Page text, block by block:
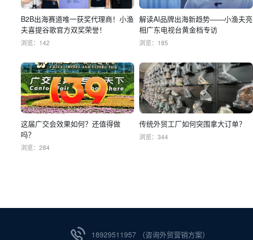
B2B出海赛道唯一获奖代理商！小渔
夫喜提谷歌官方双奖荣誉！
浏览：142
解读AI品牌出海新趋势——小渔夫亮
相广东电视台黄金档专访
浏览：185
这届广交会效果如何？还值得做
吗？
浏览：284
传统外贸工厂如何突围拿大订单？
浏览：344
18929511957 （咨询外贸营销方案）